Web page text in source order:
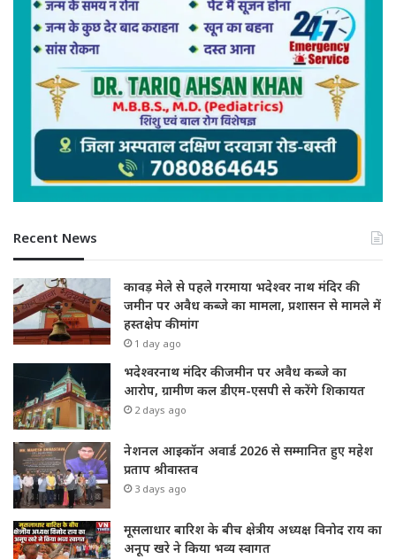
Recent News
कावड़ मेले से पहले गरमाया भदेश्वर नाथ मंदिर की
जमीन पर अवैध कब्जे का मामला, प्रशासन से मामले में
हस्तक्षेप की मांग
1 day ago
भदेश्वरनाथ मंदिर की जमीन पर अवैध कब्जे का
आरोप, ग्रामीण कल डीएम-एसपी से करेंगे शिकायत
2 days ago
नेशनल आइकॉन अवार्ड 2026 से सम्मानित हुए महेश
प्रताप श्रीवास्तव
3 days ago
मूसलाधार बारिश के बीच क्षेत्रीय अध्यक्ष विनोद राय का
अनूप खरे ने किया भव्य स्वागत